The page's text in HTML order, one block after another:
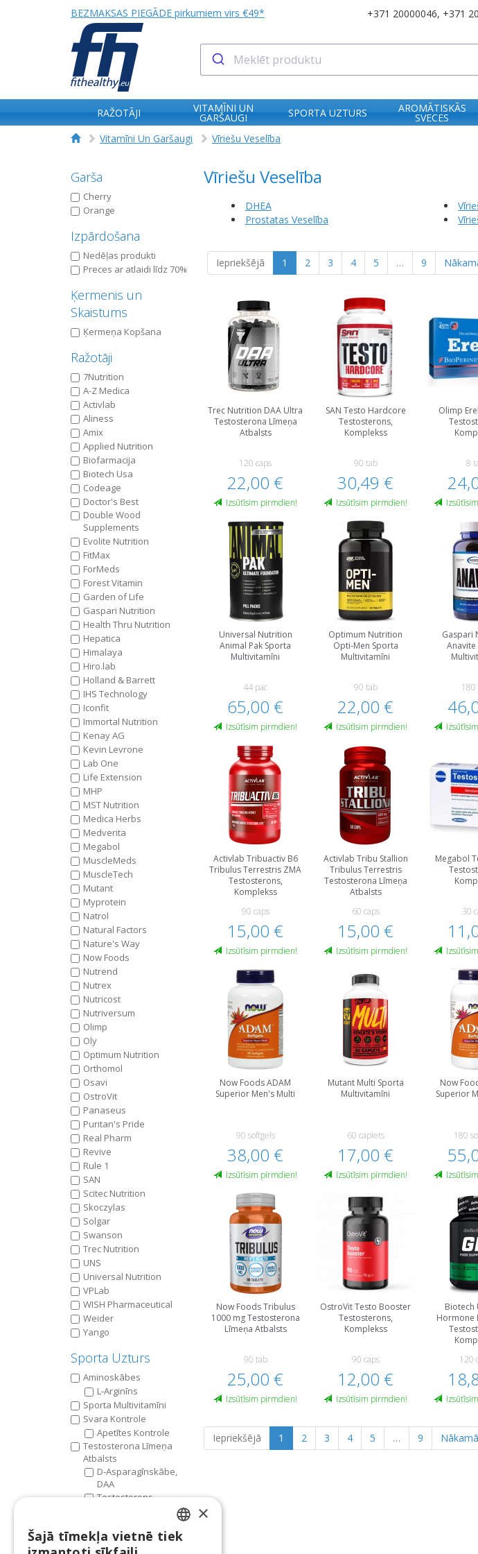
BEZMAKSAS PIEGĀDE pirkumiem virs €49* +371 20000046, +371
RAŽOTĀJI VITAMĪNI UN
GARŠAUGI SPORTA UZTURS AROMĀTISKĀS
SVECES
Vitamīni Un Garšaugi
Vīriešu Veselība
Garša
Cherry
Orange
Izpārdošana
Nedēļas produkti
Preces ar atlaidi līdz 70%
Ķermenis un
Skaistums
Ķermeņa Кopšana
Ražotāji
7Nutrition
A-Z Medica
Activlab
Aliness
Amix
Applied Nutrition
Biofarmacija
Biotech Usa
Codeage
Doctor's Best
Double Wood
Supplements
Evolite Nutrition
FitMax
ForMeds
Forest Vitamin
Garden of Life
Gaspari Nutrition
Health Thru Nutrition
Hepatica
Himalaya
Hiro.lab
Holland & Barrett
IHS Technology
Iconfit
Immortal Nutrition
Kenay AG
Kevin Levrone
Lab One
Life Extension
MHP
MST Nutrition
Medica Herbs
Medverita
Megabol
MuscleMeds
MuscleTech
Mutant
Myprotein
Natrol
Natural Factors
Nature's Way
Now Foods
Nutrend
Nutrex
Nutricost
Nutriversum
Olimp
Oly
Optimum Nutrition
Orthomol
Osavi
OstroVit
Panaseus
Puritan's Pride
Real Pharm
Revive
Rule 1
SAN
Scitec Nutrition
Skoczylas
Solgar
Swanson
Trec Nutrition
UNS
Universal Nutrition
VPLab
WISH Pharmaceutical
Weider
Yango
Sporta Uzturs
Aminoskābes
L-Arginīns
Sporta Multivitamīni
Svara Kontrole
Apetītes Kontrole
Testosterona Līmeņa
Atbalsts
D-Asparagīnskābe,
DAA
Testosterons,
ZMA
Vīriešu Veselība
DHEA
Prostatas Veselība
Iepriekšējā 1 2 3 4 5 … 9
Trec Nutrition DAA Ultra
Testosterona Līmeņa
Atbalsts
120 caps
22,00 €
Izsūtīsim pirmdien!
SAN Testo Hardcore
Testosterons,
Komplekss
90 tab
30,49 €
Izsūtīsim pirmdien!
Olimp
8
Universal Nutrition
Animal Pak Sporta
Multivitamīni
44 paс
65,00 €
Izsūtīsim pirmdien!
Optimum Nutrition
Opti-Men Sporta
Multivitamīni
90 tab
22,00 €
Izsūtīsim pirmdien!
Gaspari
180
Activlab Tribuactiv B6
Tribulus Terrestris ZMA
Testosterons,
Komplekss
90 caps
15,00 €
Izsūtīsim pirmdien!
Activlab Tribu Stallion
Tribulus Terrestris
Testosterona Līmeņa
Atbalsts
60 caps
15,00 €
Izsūtīsim pirmdien!
Megabol
30
Now Foods ADAM
Superior Men's Multi
90 softgels
38,00 €
Izsūtīsim pirmdien!
Mutant Multi Sporta
Multivitamīni
60 caplets
17,00 €
Izsūtīsim pirmdien!
Now
Superior
180
Now Foods Tribulus
1000 mg Testosterona
Līmeņa Atbalsts
90 tab
25,00 €
Izsūtīsim pirmdien!
OstroVit Testo Booster
Testosterons,
Komplekss
90 caps
12,00 €
Izsūtīsim pirmdien!
Biotech
Hormone
120
Iepriekšējā 1 2 3 4 5 … 9 Nākamā
LATVIAN
×
Šajā tīmekļa vietnē tiek